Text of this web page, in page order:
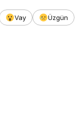
Vay
Üzgün